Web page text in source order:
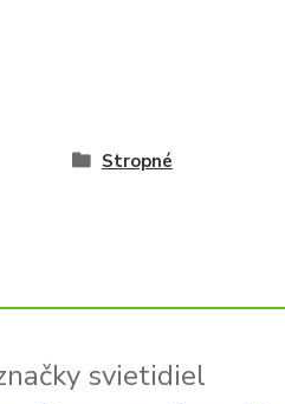
Stropné
svietidiel